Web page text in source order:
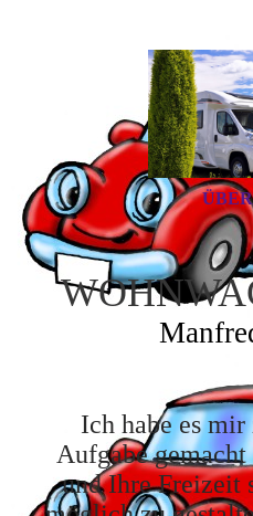
WOHN
Ich habe es mir
Aufgabe
und Ihre Freizeit